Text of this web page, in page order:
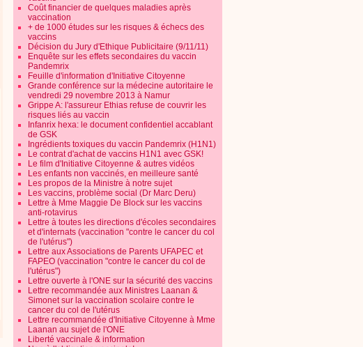
Coût financier de quelques maladies après
vaccination
+ de 1000 études sur les risques & échecs des
vaccins
Décision du Jury d'Ethique Publicitaire (9/11/11)
Enquête sur les effets secondaires du vaccin
Pandemrix
Feuille d'information d'Initiative Citoyenne
Grande conférence sur la médecine autoritaire le
vendredi 29 novembre 2013 à Namur
Grippe A: l'assureur Ethias refuse de couvrir les
risques liés au vaccin
Infanrix hexa: le document confidentiel accablant
de GSK
Ingrédients toxiques du vaccin Pandemrix (H1N1)
Le contrat d'achat de vaccins H1N1 avec GSK!
Le film d'Initiative Citoyenne & autres vidéos
Les enfants non vaccinés, en meilleure santé
Les propos de la Ministre à notre sujet
Les vaccins, problème social (Dr Marc Deru)
Lettre à Mme Maggie De Block sur les vaccins
anti-rotavirus
Lettre à toutes les directions d'écoles secondaires
et d'internats (vaccination "contre le cancer du col
de l'utérus")
Lettre aux Associations de Parents UFAPEC et
FAPEO (vaccination "contre le cancer du col de
l'utérus")
Lettre ouverte à l'ONE sur la sécurité des vaccins
Lettre recommandée aux Ministres Laanan &
Simonet sur la vaccination scolaire contre le
cancer du col de l'utérus
Lettre recommandée d'Initiative Citoyenne à Mme
Laanan au sujet de l'ONE
Liberté vaccinale & information